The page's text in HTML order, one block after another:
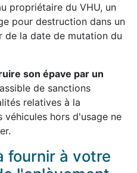
propriétaire du VHU, un
pour destruction dans un
de la date de mutation du
son épave par un
de sanctions
relatives à la
hors d'usage ne
fournir à votre